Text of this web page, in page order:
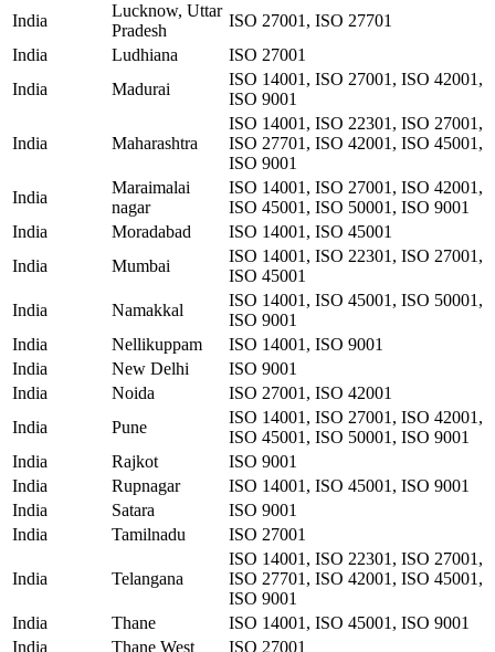
India
Lucknow, Uttar
Pradesh
ISO 27001, ISO 27701
India
Ludhiana
ISO 27001
India
Madurai
ISO 14001, ISO 27001, ISO 42001,
ISO 9001
India Maharashtra
ISO 14001, ISO 22301, ISO 27001,
ISO 27701, ISO 42001, ISO 45001,
ISO 9001
India
Maraimalai
nagar
ISO 14001, ISO 27001, ISO 42001,
ISO 45001, ISO 50001, ISO 9001
India
Moradabad
ISO 14001, ISO 45001
India
Mumbai
ISO 14001, ISO 22301, ISO 27001,
ISO 45001
India
Namakkal
ISO 14001, ISO 45001, ISO 50001,
ISO 9001
India
Nellikuppam
ISO 14001, ISO 9001
India
New Delhi
ISO 9001
India
Noida
ISO 27001, ISO 42001
India
Pune
ISO 14001, ISO 27001, ISO 42001,
ISO 45001, ISO 50001, ISO 9001
India
Rajkot
ISO 9001
India
Rupnagar
ISO 14001, ISO 45001, ISO 9001
India
Satara
ISO 9001
India
Tamilnadu ISO 27001
India Telangana
ISO 14001, ISO 22301, ISO 27001,
ISO 27701, ISO 42001, ISO 45001,
ISO 9001
India
Thane
ISO 14001, ISO 45001, ISO 9001
India
Thane West
ISO 27001